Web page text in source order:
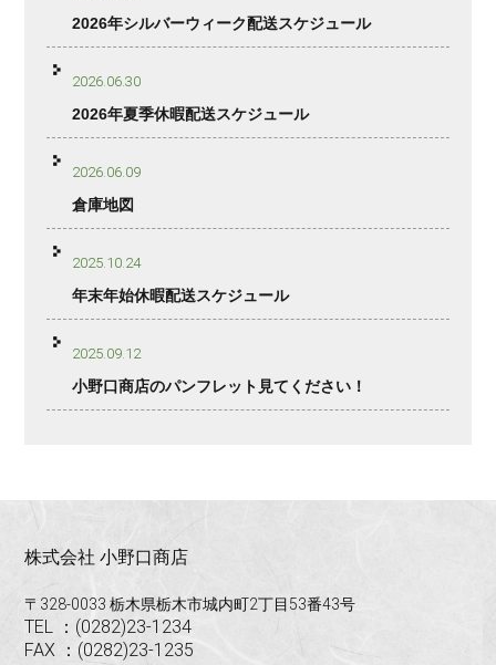
2026年シルバーウィーク配送スケジュール
2026.06.30
2026年夏季休暇配送スケジュール
2026.06.09
倉庫地図
2025.10.24
年末年始休暇配送スケジュール
2025.09.12
小野口商店のパンフレット見てください！
株式会社 小野口商店
〒328-0033 栃木県栃木市城内町2丁目53番43号
TEL ：(0282)23-1234
FAX ：(0282)23-1235